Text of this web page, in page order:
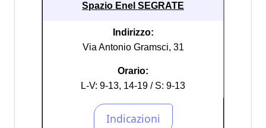
Spazio Enel SEGRATE
Indirizzo:
Via Antonio Gramsci, 31
Orario:
L-V: 9-13, 14-19 / S: 9-13